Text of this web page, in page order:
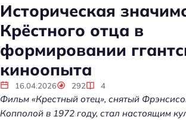
р
о
и
н
о
Историческая
Крёстного отца в
формировании
киноопыта
16.04.2026 292 4
Фильм «Крестный отец», снятый
Копполой в 1972 году, стал настоящим